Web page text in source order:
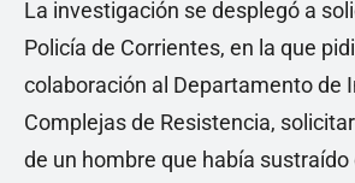
La investigación se desplegó a
Policía de Corrientes, en la que
colaboración al Departamento de
Complejas de Resistencia,
de un hombre que había sustraído